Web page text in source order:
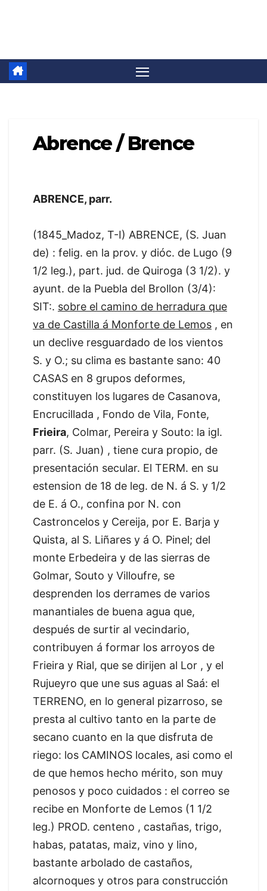
Abrence / Brence
ABRENCE, parr.
(1845_Madoz, T-I) ABRENCE, (S. Juan
de) : felig. en la prov. y dióc. de Lugo (9
1/2 leg.), part. jud. de Quiroga (3 1/2). y
ayunt. de la Puebla del Brollon (3/4):
SIT:. sobre el camino de herradura que
va de Castilla á Monforte de Lemos , en
un declive resguardado de los vientos
S. y O.; su clima es bastante sano: 40
CASAS en 8 grupos deformes,
constituyen los lugares de Casanova,
Encrucillada , Fondo de Vila, Fonte,
Frieira, Colmar, Pereira y Souto: la igl.
parr. (S. Juan) , tiene cura propio, de
presentación secular. El TERM. en su
estension de 18 de leg. de N. á S. y 1/2
de E. á O., confina por N. con
Castroncelos y Cereija, por E. Barja y
Quista, al S. Liñares y á O. Pinel; del
monte Erbedeira y de las sierras de
Golmar, Souto y Villoufre, se
desprenden los derrames de varios
manantiales de buena agua que,
después de surtir al vecindario,
contribuyen á formar los arroyos de
Frieira y Rial, que se dirijen al Lor , y el
Rujueyro que une sus aguas al Saá: el
TERRENO, en lo general pizarroso, se
presta al cultivo tanto en la parte de
secano cuanto en la que disfruta de
riego: los CAMINOS locales, asi como el
de que hemos hecho mérito, son muy
penosos y poco cuidados : el correo se
recibe en Monforte de Lemos (1 1/2
leg.) PROD. centeno , castañas, trigo,
habas, patatas, maiz, vino y lino,
bastante arbolado de castaños,
alcornoques y otros para construcción